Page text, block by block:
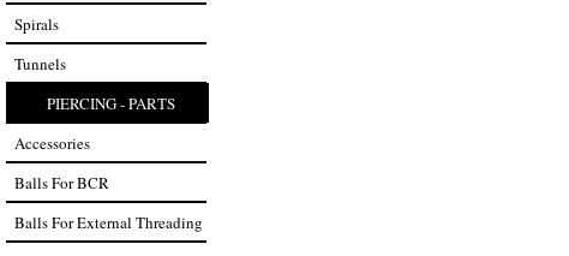
Spirals
Tunnels
PIERCING - PARTS
Accessories
Balls For BCR
Balls For External Threading